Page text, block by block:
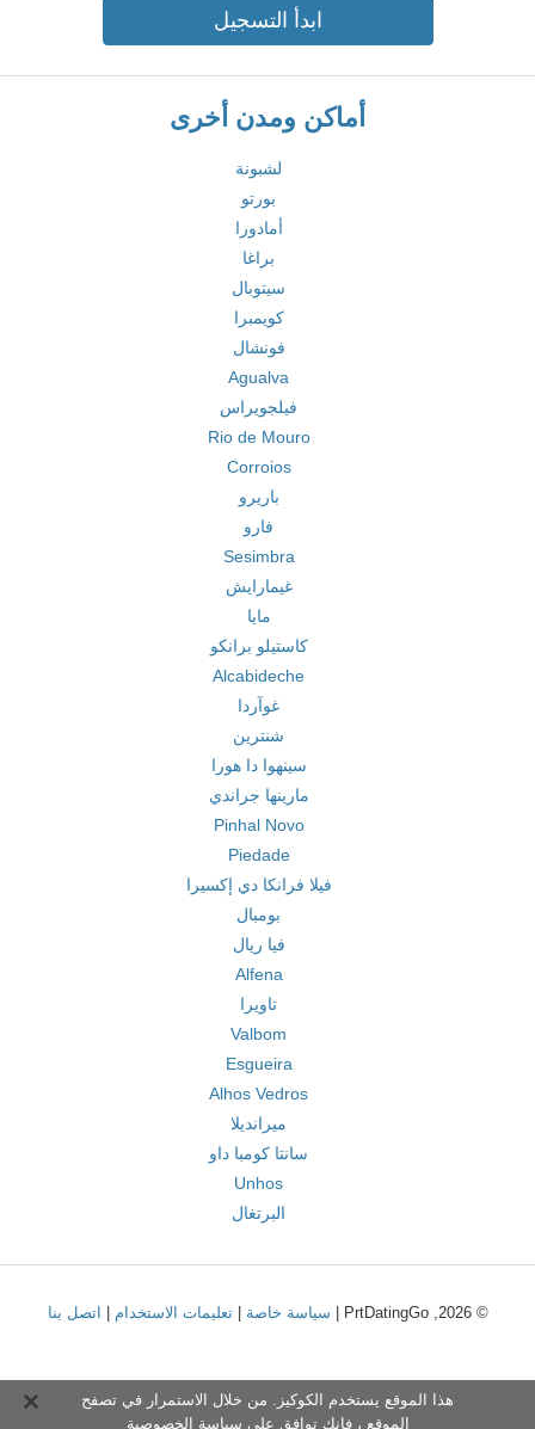
ابدأ التسجيل
أماكن ومدن أخرى
لشبونة
بورتو
أمادورا
براغا
سيتوبال
كويمبرا
فونشال
Agualva
فيلجويراس
Rio de Mouro
Corroios
باريرو
فارو
Sesimbra
غيمارايش
مايا
كاستيلو برانكو
Alcabideche
غوآردا
شنترين
سينهوا دا هورا
مارينها جراندي
Pinhal Novo
Piedade
فيلا فرانكا دي إكسيرا
بومبال
فيا ريال
Alfena
تاويرا
Valbom
Esgueira
Alhos Vedros
ميرانديلا
سانتا كومبا داو
Unhos
البرتغال
© 2026, PrtDatingGo | سياسة خاصة |تعليمات الاستخدام اتصل بنا
هذا الموقع يستخدم الكوكيز. من خلال الاستمرار في تصفح
الموقع ، فإنك توافق على سياسة الخصوصية